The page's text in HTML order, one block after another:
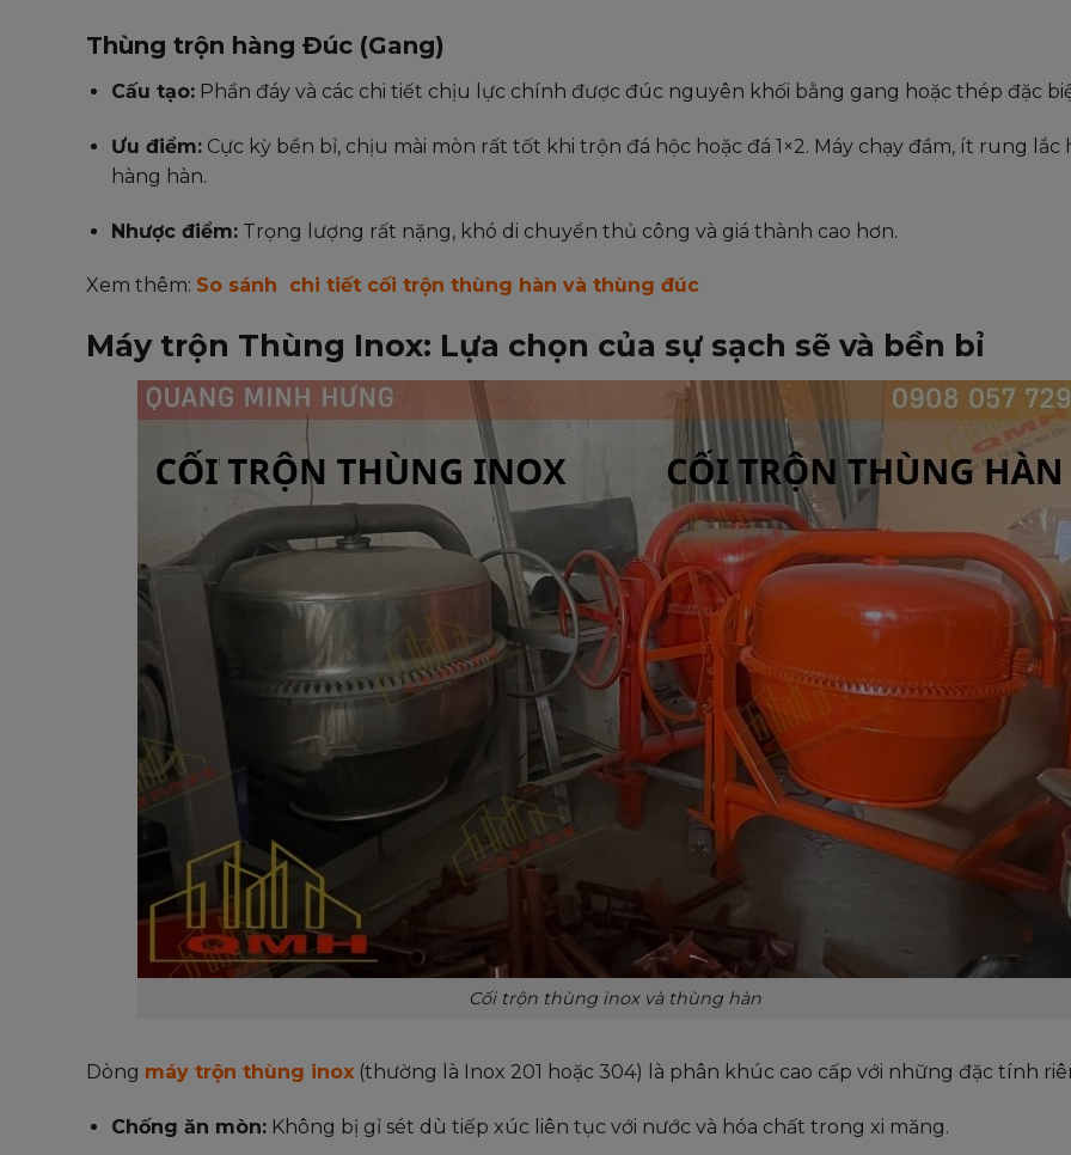
Thùng trộn hàng Đúc (Gang)
Cấu tạo:Phần đáy và các chi tiết chịu lực chính được đúc nguyên khối bằng gang hoặc thép đặc
Ưu điểm:Cực kỳ bền bỉ, chịu mài mòn rất tốt khi trộn đá hộc hoặc đá 1×2. Máy chạy đầm, ít rung lắc
hàng hàn.
Nhược điểm:Trọng lượng rất nặng, khó di chuyển thủ công và giá thành cao hơn.
Xem thêm: So sánh chi tiết cối trộn thùng hàn và thùng đúc
Máy trộn Thùng Inox: Lựa chọn của sự sạch sẽ và bền bỉ
Cối trộn thùng inox và thùng hàn
Dòng máy trộn thùng inox (thường là Inox 201 hoặc 304) là phân khúc cao cấp với những đặc tính
Chống ăn mòn:Không bị gỉ sét dù tiếp xúc liên tục với nước và hóa chất trong xi măng.